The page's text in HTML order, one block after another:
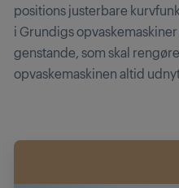
positions justerbare
i Grundigs
genstande, som skal
opvaskemaskinen altid